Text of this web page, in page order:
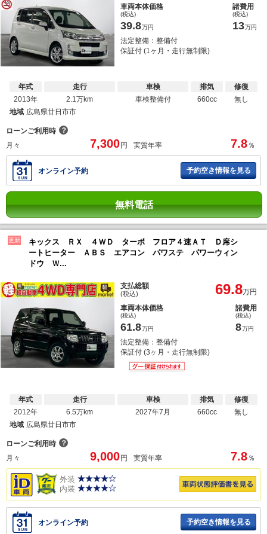
車両本体価格
(税込)
39.8万円
諸費用
(税込)
13万円
法定整備：整備付
保証付 (1ヶ月・走行無制限)
年式
2013年
走行
2.1万km
車検
車検整備付
排気
660cc
修復
無し
地域 広島県廿日市市
ローンご利用時 ？
月々
7,300円 実質年率 7.8 ％
オンライン予約 予約空き情報を見る
無料電話
更新
キックス ＲＸ ４ＷＤ ターボ フロア４速ＡＴ Ｄ席シ
ートヒーター ＡＢＳ エアコン パワステ パワーウィン
ドウ Ｗ...
支払総額
(税込) 69.8万円
車両本体価格
(税込)
61.8万円
諸費用
(税込)
8万円
法定整備：整備付
保証付 (3ヶ月・走行無制限)
年式
2012年
走行
6.5万km
車検
2027年7月
排気
660cc
修復
無し
地域 広島県廿日市市
ローンご利用時 ？
月々
9,000 円 実質年率 7.8 ％
外装
内装
オンライン予約 予約空き情報を見る